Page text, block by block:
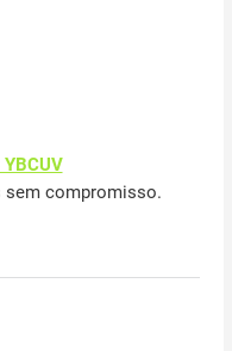
YBCUV
sem compromisso.